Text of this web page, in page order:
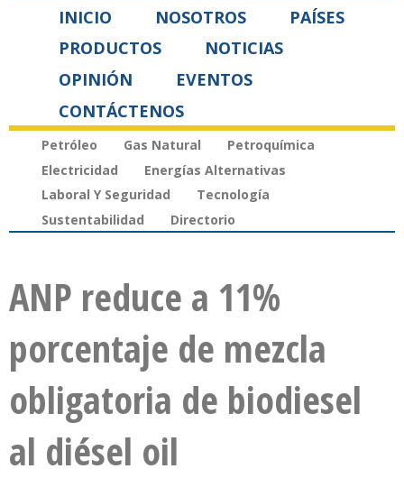
INICIO NOSOTROS
PAÍSES
PRODUCTOS
NOTICIAS
OPINIÓN
EVENTOS
CONTÁCTENOS
Petróleo Gas Natural
Petroquímica
Electricidad
Energías Alternativas
Laboral Y Seguridad
Tecnología
Sustentabilidad
Directorio
ANP reduce a 11%
porcentaje de mezcla
obligatoria de biodiesel
al diésel oil